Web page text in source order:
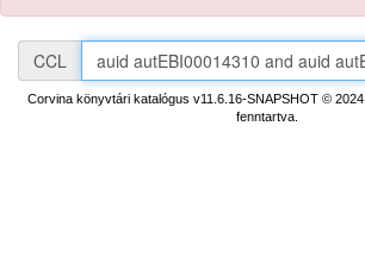
CCL
Corvina könyvtári katalógus v11.6.16-SNAPSHOT© 2024
fenntartva.